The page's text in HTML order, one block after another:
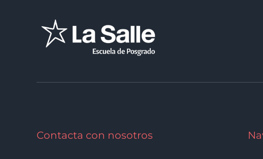
Contacta con nosotros